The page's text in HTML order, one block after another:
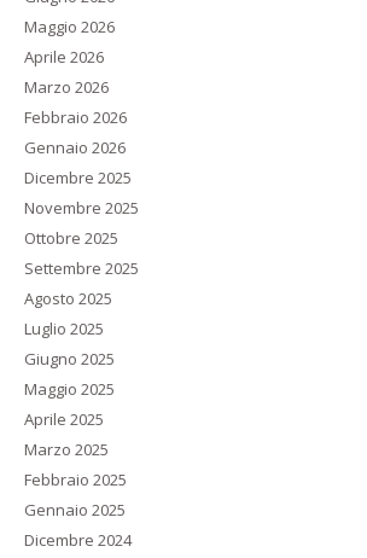
Maggio 2026
Aprile 2026
Marzo 2026
Febbraio 2026
Gennaio 2026
Dicembre 2025
Novembre 2025
Ottobre 2025
Settembre 2025
Agosto 2025
Luglio 2025
Giugno 2025
Maggio 2025
Aprile 2025
Marzo 2025
Febbraio 2025
Gennaio 2025
Dicembre 2024